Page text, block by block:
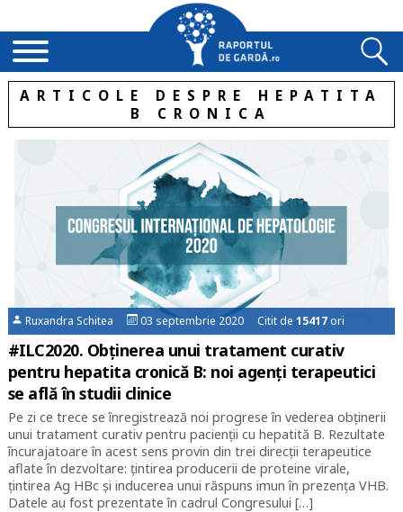
ARTICOLE DESPRE HEPATITA
B CRONICA
Ruxandra Schitea 03 septembrie 2020 Citit de15417 ori
#ILC2020. Obținerea unui tratament curativ
pentru hepatita cronică B: noi agenți terapeutici
se află în studii clinice
Pe zi ce trece se înregistrează noi progrese în vederea obținerii
unui tratament curativ pentru pacienții cu hepatită B. Rezultate
încurajatoare în acest sens provin din trei direcții terapeutice
aflate în dezvoltare: țintirea producerii de proteine virale,
țintirea Ag HBc și inducerea unui răspuns imun în prezența VHB.
Datele au fost prezentate în cadrul Congresului […]